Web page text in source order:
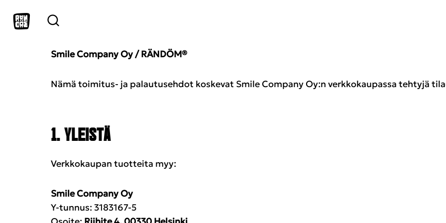
Smile Company Oy / RÄNDÖM®
Nämä toimitus- ja palautusehdot koskevat Smile Company Oy:n verkkokaupassa tehtyjä
1. YLEISTÄ
Verkkokaupan tuotteita myy:
Smile Company Oy
Y-tunnus: 3183167-5